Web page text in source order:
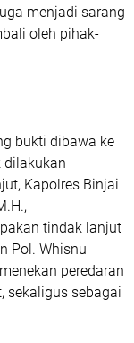
menjadi sarang
oleh pihak-
bukti dibawa ke
dilakukan
Kapolres Binjai
tindak lanjut
Pol. Whisnu
peredaran
sekaligus sebagai